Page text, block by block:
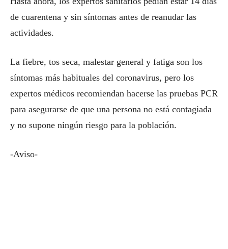
de cuarentena y sin síntomas antes de reanudar las
actividades.
La fiebre, tos seca, malestar general y fatiga son los
síntomas más habituales del coronavirus, pero los
expertos médicos recomiendan hacerse las pruebas PCR
para asegurarse de que una persona no está contagiada
y no supone ningún riesgo para la población.
-Aviso-